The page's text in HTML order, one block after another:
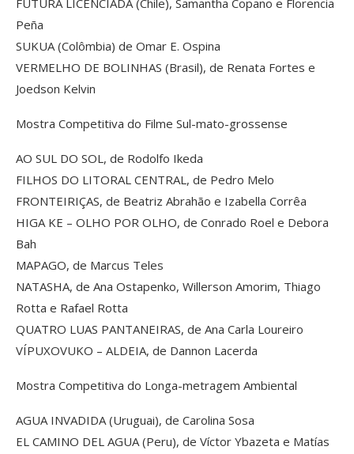
FUTURA LICENCIADA (Chile), Samantha Copano e Florencia
Peña
SUKUA (Colômbia) de Omar E. Ospina
VERMELHO DE BOLINHAS (Brasil), de Renata Fortes e
Joedson Kelvin
Mostra Competitiva do Filme Sul-mato-grossense
AO SUL DO SOL, de Rodolfo Ikeda
FILHOS DO LITORAL CENTRAL, de Pedro Melo
FRONTEIRIÇAS, de Beatriz Abrahão e Izabella Corrêa
HIGA KE – OLHO POR OLHO, de Conrado Roel e Debora
Bah
MAPAGO, de Marcus Teles
NATASHA, de Ana Ostapenko, Willerson Amorim, Thiago
Rotta e Rafael Rotta
QUATRO LUAS PANTANEIRAS, de Ana Carla Loureiro
VÍPUXOVUKO – ALDEIA, de Dannon Lacerda
Mostra Competitiva do Longa-metragem Ambiental
AGUA INVADIDA (Uruguai), de Carolina Sosa
EL CAMINO DEL AGUA (Peru), de Víctor Ybazeta e Matías